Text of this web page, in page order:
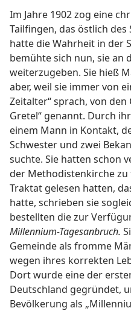
Im Jahre 1902 zog eine
Tailfingen, das östlich des
hatte die Wahrheit in der
bemühte sich nun, sie an
weiterzugeben. Sie hieß
aber, weil sie immer von
Zeitalter“ sprach, von
Gretel“ genannt. Durch
einem Mann in Kontakt,
Schwester und zwei
suchte. Sie hatten schon
der Methodistenkirche zu
Traktat gelesen hatten,
hatte, schrieben sie
bestellten die zur
Millennium-Tagesanbruch.
Gemeinde als fromme
wegen ihres korrekten
Dort wurde eine der
Deutschland gegründet,
Bevölkerung als